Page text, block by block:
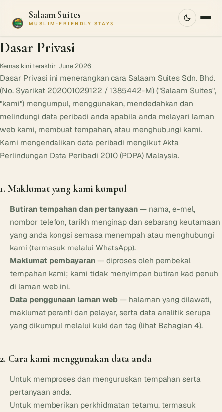
Salaam Suites
MUSLIM-FRIENDLY STAYS
Dasar Privasi
Kemas kini terakhir: June 2026
Dasar Privasi ini menerangkan cara Salaam Suites Sdn. Bhd.
(No. Syarikat 202001029122 / 1385442-M) ("Salaam Suites",
"kami") mengumpul, menggunakan, mendedahkan dan
melindungi data peribadi anda apabila anda melayari laman
web kami, membuat tempahan, atau menghubungi kami.
Kami mengendalikan data peribadi mengikut Akta
Perlindungan Data Peribadi 2010 (PDPA) Malaysia.
1. Maklumat yang kami kumpul
Butiran tempahan dan pertanyaan— nama, e-mel,
nombor telefon, tarikh menginap dan sebarang keutamaan
yang anda kongsi semasa menempah atau menghubungi
kami (termasuk melalui WhatsApp).
Maklumat pembayaran— diproses oleh pembekal
tempahan kami; kami tidak menyimpan butiran kad penuh
di laman web ini.
Data penggunaan laman web— halaman yang dilawati,
maklumat peranti dan pelayar, serta data analitik serupa
yang dikumpul melalui kuki dan tag (lihat Bahagian 4).
2. Cara kami menggunakan data anda
Untuk memproses dan menguruskan tempahan serta
pertanyaan anda.
Untuk memberikan perkhidmatan tetamu, termasuk